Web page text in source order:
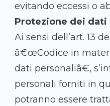
evitando eccessi o
Protezione dei dati
Ai sensi dell’art. 13
â€œCodice in
dati personaliâ€,
personali forniti in
potranno essere